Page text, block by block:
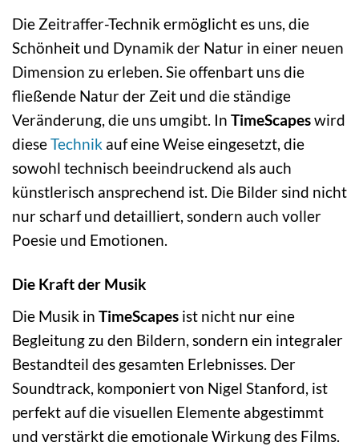
Die Zeitraffer-Technik ermöglicht es uns, die
Schönheit und Dynamik der Natur in einer neuen
Dimension zu erleben. Sie offenbart uns die
fließende Natur der Zeit und die ständige
Veränderung, die uns umgibt. In TimeScapeswird
dieseTechnik auf eine Weise eingesetzt, die
sowohl technisch beeindruckend als auch
künstlerisch ansprechend ist. Die Bilder sind nicht
nur scharf und detailliert, sondern auch voller
Poesie und Emotionen.
Die Kraft der Musik
Die Musik in TimeScapes ist nicht nur eine
Begleitung zu den Bildern, sondern ein integraler
Bestandteil des gesamten Erlebnisses. Der
Soundtrack, komponiert von Nigel Stanford, ist
perfekt auf die visuellen Elemente abgestimmt
und verstärkt die emotionale Wirkung des Films.